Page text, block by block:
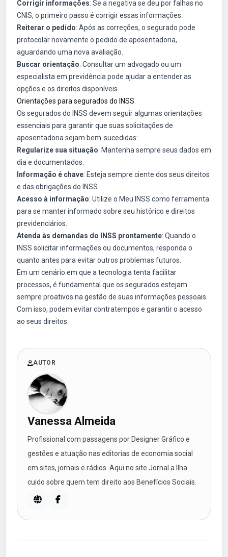
Corrigir informações: Se a negativa se deu por falhas no
CNIS, o primeiro passo é corrigir essas informações.
Reiterar o pedido: Após as correções, o segurado pode
protocolar novamente o pedido de aposentadoria,
aguardando uma nova avaliação.
Buscar orientação: Consultar um advogado ou um
especialista em previdência pode ajudar a entender as
opções e os direitos disponíveis.
Orientações para segurados do INSS
Os segurados do INSS devem seguir algumas orientações
essenciais para garantir que suas solicitações de
aposentadoria sejam bem-sucedidas:
Regularize sua situação: Mantenha sempre seus dados em
dia e documentados.
Informação é chave: Esteja sempre ciente dos seus direitos
e das obrigações do INSS.
Acesso à informação: Utilize o Meu INSS como ferramenta
para se manter informado sobre seu histórico e direitos
previdenciários.
Atenda às demandas do INSS prontamente: Quando o
INSS solicitar informações ou documentos, responda o
quanto antes para evitar outros problemas futuros.
Em um cenário em que a tecnologia tenta facilitar
processos, é fundamental que os segurados estejam
sempre proativos na gestão de suas informações pessoais.
Com isso, podem evitar contratempos e garantir o acesso
ao seus direitos.
AUTOR
Vanessa Almeida
Profissional com passagens por Designer Gráfico e
gestões e atuação nas editorias de economia social
em sites, jornais e rádios. Aqui no site Jornal a Ilha
cuido sobre quem tem direito aos Benefícios Sociais.